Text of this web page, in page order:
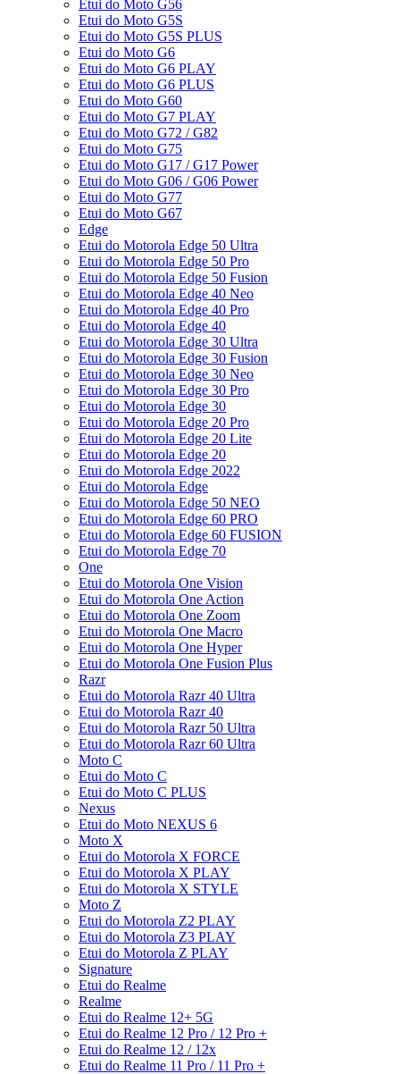
Etui do Moto G56
Etui do Moto G5S
Etui do Moto G5S PLUS
Etui do Moto G6
Etui do Moto G6 PLAY
Etui do Moto G6 PLUS
Etui do Moto G60
Etui do Moto G7 PLAY
Etui do Moto G72 / G82
Etui do Moto G75
Etui do Moto G17 / G17 Power
Etui do Moto G06 / G06 Power
Etui do Moto G77
Etui do Moto G67
Edge
Etui do Motorola Edge 50 Ultra
Etui do Motorola Edge 50 Pro
Etui do Motorola Edge 50 Fusion
Etui do Motorola Edge 40 Neo
Etui do Motorola Edge 40 Pro
Etui do Motorola Edge 40
Etui do Motorola Edge 30 Ultra
Etui do Motorola Edge 30 Fusion
Etui do Motorola Edge 30 Neo
Etui do Motorola Edge 30 Pro
Etui do Motorola Edge 30
Etui do Motorola Edge 20 Pro
Etui do Motorola Edge 20 Lite
Etui do Motorola Edge 20
Etui do Motorola Edge 2022
Etui do Motorola Edge
Etui do Motorola Edge 50 NEO
Etui do Motorola Edge 60 PRO
Etui do Motorola Edge 60 FUSION
Etui do Motorola Edge 70
One
Etui do Motorola One Vision
Etui do Motorola One Action
Etui do Motorola One Zoom
Etui do Motorola One Macro
Etui do Motorola One Hyper
Etui do Motorola One Fusion Plus
Razr
Etui do Motorola Razr 40 Ultra
Etui do Motorola Razr 40
Etui do Motorola Razr 50 Ultra
Etui do Motorola Razr 60 Ultra
Moto C
Etui do Moto C
Etui do Moto C PLUS
Nexus
Etui do Moto NEXUS 6
Moto X
Etui do Motorola X FORCE
Etui do Motorola X PLAY
Etui do Motorola X STYLE
Moto Z
Etui do Motorola Z2 PLAY
Etui do Motorola Z3 PLAY
Etui do Motorola Z PLAY
Signature
Etui do Realme
Realme
Etui do Realme 12+ 5G
Etui do Realme 12 Pro / 12 Pro +
Etui do Realme 12 / 12x
Etui do Realme 11 Pro / 11 Pro +